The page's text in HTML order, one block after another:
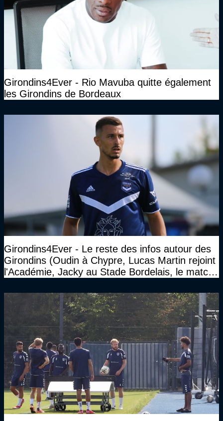
Girondins4Ever - Rio Mavuba quitte également
les Girondins de Bordeaux
Girondins4Ever - Le reste des infos autour des
Girondins (Oudin à Chypre, Lucas Martin rejoint
l'Académie, Jacky au Stade Bordelais, le match